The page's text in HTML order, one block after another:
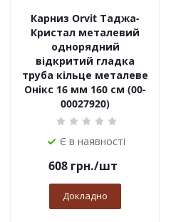
Карниз Orvit Таджа-
Кристал металевий
однорядний
відкритий гладка
труба кільце металеве
Онікс 16 мм 160 см (00-
00027920)
Є в наявності
608грн./шт
Докладно